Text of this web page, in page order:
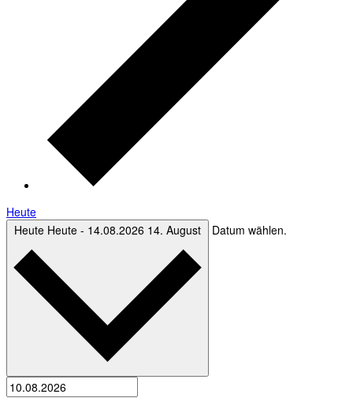
Heute
Heute Heute - 14.08.2026 14. August Datum wählen.